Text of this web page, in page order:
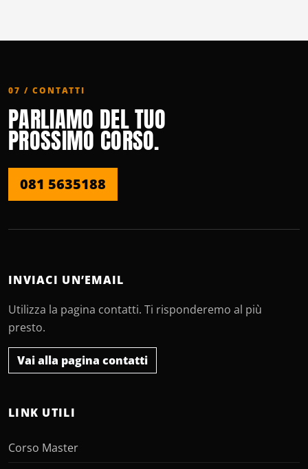
07 / CONTATTI
PARLIAMO DEL TUO
PROSSIMO CORSO.
081 5635188
INVIACI UN’EMAIL
Utilizza la pagina contatti. Ti risponderemo al più
presto.
Vai alla pagina contatti
LINK UTILI
Corso Master